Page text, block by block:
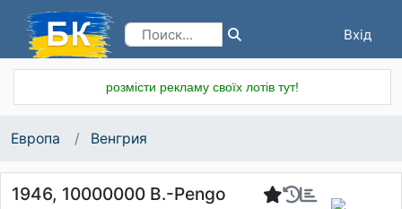
Вхід
розмісти рекламу своїх лотів тут!
Европа Венгрия
1946, 10000000 B.-Pengo